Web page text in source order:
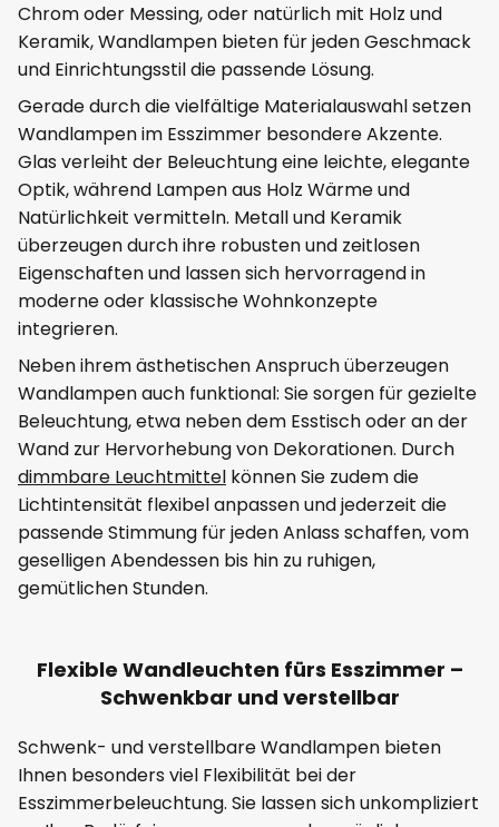
Chrom oder Messing, oder natürlich mit Holz und
Keramik, Wandlampen bieten für jeden Geschmack
und Einrichtungsstil die passende Lösung.
Gerade durch die vielfältige Materialauswahl setzen
Wandlampen im Esszimmer besondere Akzente.
Glas verleiht der Beleuchtung eine leichte, elegante
Optik, während Lampen aus Holz Wärme und
Natürlichkeit vermitteln. Metall und Keramik
überzeugen durch ihre robusten und zeitlosen
Eigenschaften und lassen sich hervorragend in
moderne oder klassische Wohnkonzepte
integrieren.
Neben ihrem ästhetischen Anspruch überzeugen
Wandlampen auch funktional: Sie sorgen für gezielte
Beleuchtung, etwa neben dem Esstisch oder an der
Wand zur Hervorhebung von Dekorationen. Durch
dimmbare Leuchtmittel können Sie zudem die
Lichtintensität flexibel anpassen und jederzeit die
passende Stimmung für jeden Anlass schaffen, vom
geselligen Abendessen bis hin zu ruhigen,
gemütlichen Stunden.
Flexible Wandleuchten fürs Esszimmer –
Schwenkbar und verstellbar
Schwenk- und verstellbare Wandlampen bieten
Ihnen besonders viel Flexibilität bei der
Esszimmerbeleuchtung. Sie lassen sich unkompliziert